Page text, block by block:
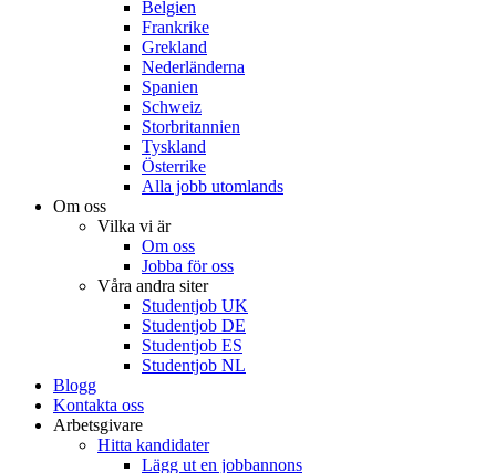
Belgien
Frankrike
Grekland
Nederländerna
Spanien
Schweiz
Storbritannien
Tyskland
Österrike
Alla jobb utomlands
Om oss
Vilka vi är
Om oss
Jobba för oss
Våra andra siter
Studentjob UK
Studentjob DE
Studentjob ES
Studentjob NL
Blogg
Kontakta oss
Arbetsgivare
Hitta kandidater
Lägg ut en jobbannons